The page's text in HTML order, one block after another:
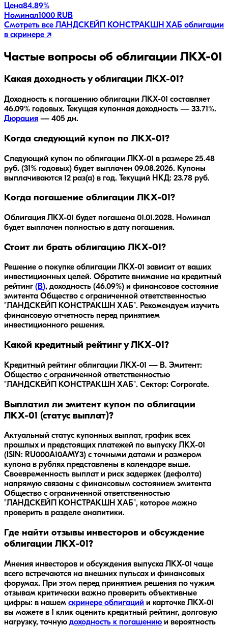
Цена84.89%
Номинал1000 RUB
Смотреть все ЛАНДСКЕЙП КОНСТРАКШН ХАБ облигации
в скринере ↗
Частые вопросы об облигации ЛКХ-01
Какая доходность у облигации ЛКХ-01?
Доходность к погашению облигации ЛКХ-01 составляет
46.09% годовых. Текущая купонная доходность — 33.71%.
Дюрация — 405 дн.
Когда следующий купон по ЛКХ-01?
Следующий купон по облигации ЛКХ-01 в размере 25.48
руб. (31% годовых) будет выплачен 09.08.2026. Купоны
выплачиваются 12 раз(а) в год. Текущий НКД: 23.78 руб.
Когда погашение облигации ЛКХ-01?
Облигация ЛКХ-01 будет погашена 01.01.2028. Номинал
будет выплачен полностью в дату погашения.
Стоит ли брать облигацию ЛКХ-01?
Решение о покупке облигации ЛКХ-01 зависит от ваших
инвестиционных целей. Обратите внимание на кредитный
рейтинг (B), доходность (46.09%) и финансовое состояние
эмитента Общество с ограниченной ответственностью
"ЛАНДСКЕЙП КОНСТРАКШН ХАБ". Рекомендуем изучить
финансовую отчетность перед принятием
инвестиционного решения.
Какой кредитный рейтинг у ЛКХ-01?
Кредитный рейтинг облигации ЛКХ-01 — B. Эмитент:
Общество с ограниченной ответственностью
"ЛАНДСКЕЙП КОНСТРАКШН ХАБ". Сектор: Corporate.
Выплатил ли эмитент купон по облигации
ЛКХ-01 (статус выплат)?
Актуальный статус купонных выплат, график всех
прошлых и предстоящих платежей по выпуску ЛКХ-01
(ISIN: RU000A10AMY3) с точными датами и размером
купона в рублях представлены в календаре выше.
Своевременность выплат и риск задержек (дефолта)
напрямую связаны с финансовым состоянием эмитента
Общество с ограниченной ответственностью
"ЛАНДСКЕЙП КОНСТРАКШН ХАБ", которое можно
проверить в разделе аналитики.
Где найти отзывы инвесторов и обсуждение
облигации ЛКХ-01?
Мнения инвесторов и обсуждения выпуска ЛКХ-01 чаще
всего встречаются на внешних пульсах и финансовых
форумах. При этом перед принятием решения по чужим
отзывам критически важно проверить объективные
цифры: в нашем скринере облигаций и карточке ЛКХ-01
вы можете в 1 клик оценить кредитный рейтинг, долговую
нагрузку, точную доходность к погашению и вероятность